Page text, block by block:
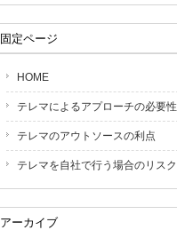
固定ページ
HOME
テレマによるアプローチの必要性
テレマのアウトソースの利点
テレマを自社で行う場合のリスク
アーカイブ